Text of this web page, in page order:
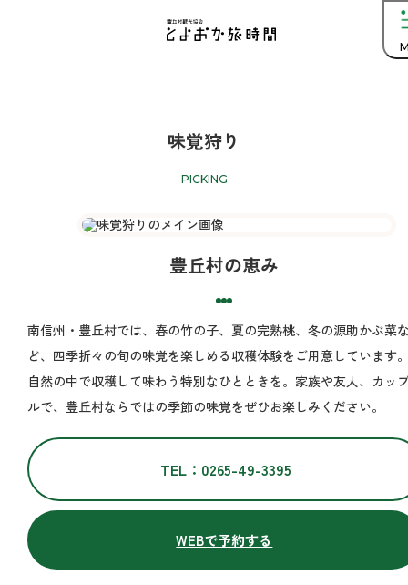
味覚狩り
PICKING
豊丘村の恵み
南信州・豊丘村では、春の竹の子、夏の完熟桃、冬の源助かぶ菜
ど、四季折々の旬の味覚を楽しめる収穫体験をご用意しています
自然の中で収穫して味わう特別なひとときを。家族や友人、カッ
ルで、豊丘村ならではの季節の味覚をぜひお楽しみください。
TEL：0265-49-3395
WEBで予約する